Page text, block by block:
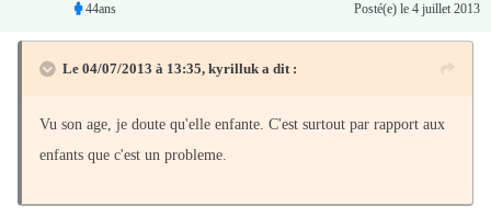
44ans
Posté(e) le 4 juillet 2013
Le 04/07/2013 à 13:35, kyrilluk a dit :
Vu son age, je doute qu'elle enfante. C'est surtout par rapport aux
enfants que c'est un probleme.